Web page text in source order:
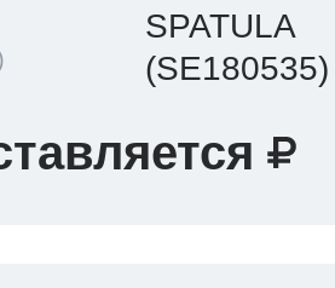
SPATULA
(SE180535)